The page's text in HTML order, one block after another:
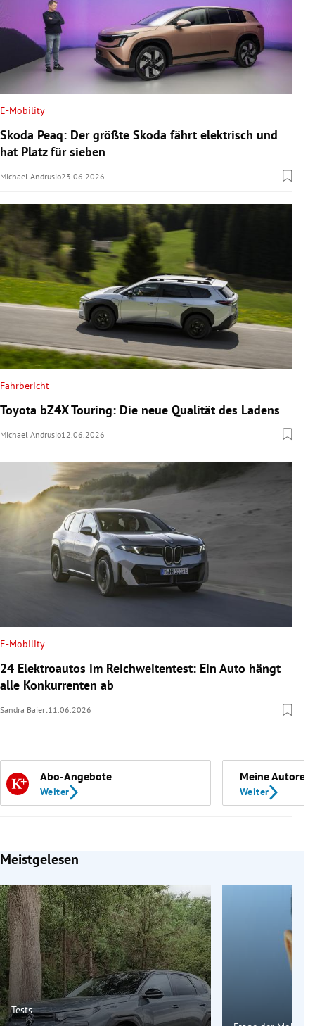
E-Mobility
Skoda Peaq: Der größte Skoda fährt elektrisch und
hat Platz für sieben
Michael Andrusio23.06.2026
Fahrbericht
Toyota bZ4X Touring: Die neue Qualität des Ladens
Michael Andrusio12.06.2026
E-Mobility
24 Elektroautos im Reichweitentest: Ein Auto hängt
alle Konkurrenten ab
Sandra Baierl11.06.2026
Abo-Angebote
Weiter
Meine Autoren
Weiter
Meistgelesen
Slide 1 von 7
Tests